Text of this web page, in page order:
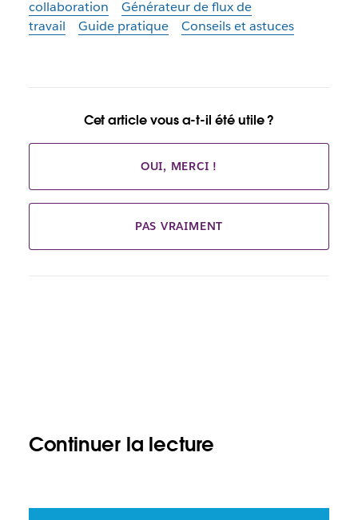
collaboration
Générateur de flux de
travail
Guide pratique Conseils et astuces
Cet article vous a-t-il été utile ?
OUI, MERCI !
PAS VRAIMENT
Continuer la lecture